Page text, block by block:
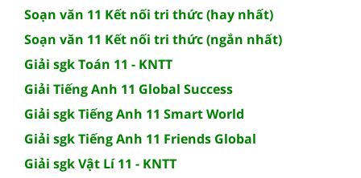
Soạn văn 11 Kết nối tri thức (hay nhất)
Soạn văn 11 Kết nối tri thức (ngắn nhất)
Giải sgk Toán 11 - KNTT
Giải Tiếng Anh 11 Global Success
Giải sgk Tiếng Anh 11 Smart World
Giải sgk Tiếng Anh 11 Friends Global
Giải sgk Vật Lí 11 - KNTT